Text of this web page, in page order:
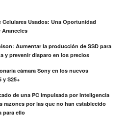
Celulares Usados: Una Oportunidad
Aranceles
Aumentar la producción de SSD para
y prevenir disparo en los precios
cámara Sony en los nuevos
y S25+
de una PC impulsada por Inteligencia
razones por las que no han establecido
para ello